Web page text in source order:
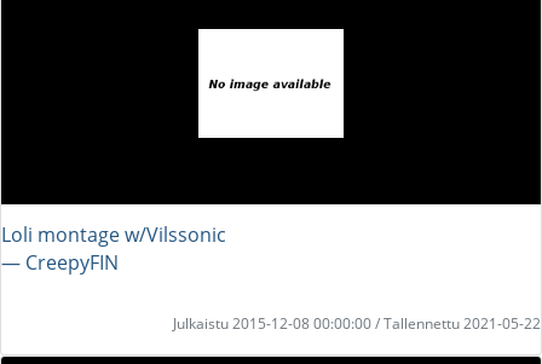
Loli montage w/Vilssonic
― CreepyFIN
Julkaistu 2015-12-08 00:00:00 / Tallennettu 2021-05-22